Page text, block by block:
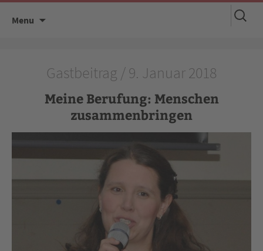
Menu
Suchen
nach:
Gastbeitrag / 9. Januar 2018
Meine Berufung: Menschen
zusammenbringen